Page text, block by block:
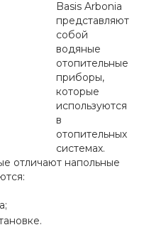
Basis Arbonia
представляют
собой
водяные
отопительные
приборы,
которые
используются
в
отопительных
системах.
отличают напольные